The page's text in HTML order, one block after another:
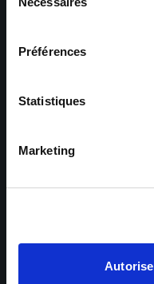
Préférences
Statistiques
Marketing
Cidade *